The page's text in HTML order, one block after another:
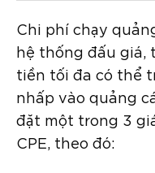
Chi phí chạy
hệ thống đấu giá,
tiền tối đa có thể
nhấp vào quảng
đặt một trong 3
CPE, theo đó: